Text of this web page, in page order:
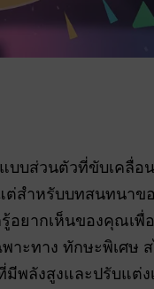
บส่วนตัวที่ขับเคลื่อ
ต่สำหรับบทสนทนา
ากเห็นของคุณเพื่อ
าะทาง ทักษะพิเศษ
ลังสูงและปรับแต่ง